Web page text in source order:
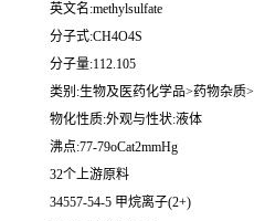
英文名:methylsulfate
分子式:CH4O4S
分子量:112.105
类别:生物及医药化学品>药物杂质>
物化性质:外观与性状:液体
沸点:77-79oCat2mmHg
32个上游原料
34557-54-5 甲烷离子(2+)